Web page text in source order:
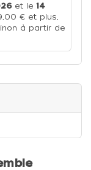
et le 14
€ et plus,
à partir de